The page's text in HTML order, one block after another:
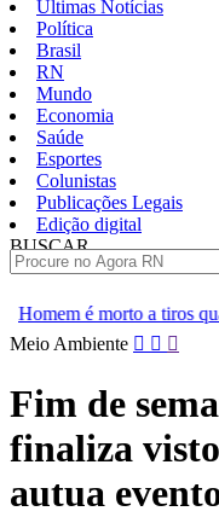
Últimas Notícias
Política
Brasil
RN
Mundo
Economia
Saúde
Esportes
Colunistas
Publicações Legais
Edição digital
BUSCAR
quando voltava para
Pular
conteúdo
Meio Ambiente
Fim de
finaliza
autua